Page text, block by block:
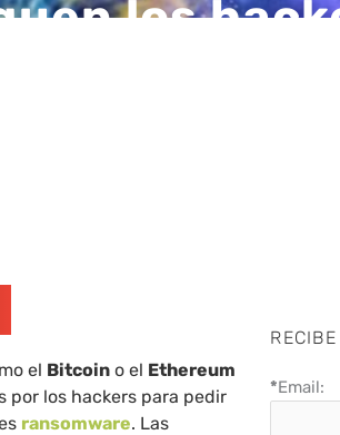
los
el Bitcoin o el Ethereum
por los hackers para pedir
ransomware. Las
*Email: